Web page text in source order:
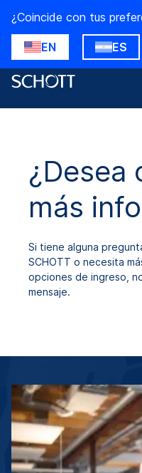
¿Coincide con tus
EN ES
¿Desea
más
Si tiene alguna
SCHOTT o necesita
opciones de ingreso,
mensaje.